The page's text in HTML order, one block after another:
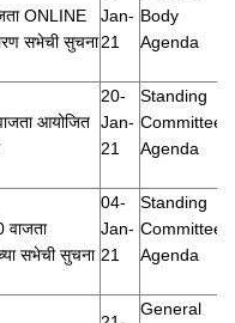
ONLINE
सभेची सुचना
Jan-
21
Body
Agenda
आयोजित
20-
Jan-
21
Standing
Committee
Agenda
वाजता
सभेची सुचना
04-
Jan-
21
Standing
Committee
Agenda
General